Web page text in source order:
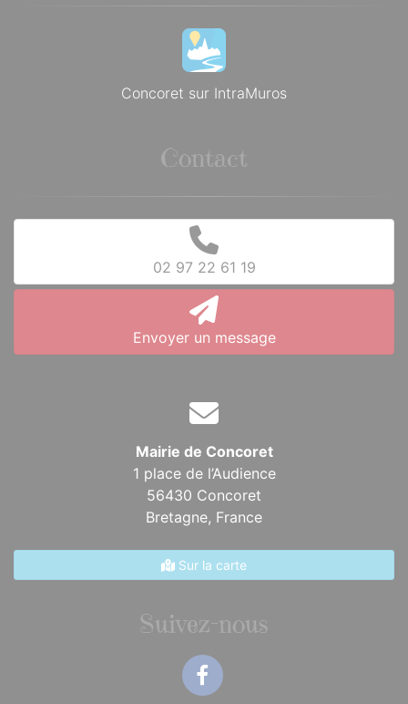
Concoret sur IntraMuros
Contact
02 97 22 61 19
Envoyer un message
Mairie de Concoret
1 place de l’Audience
56430 Concoret
Bretagne, France
Sur la carte
Suivez-nous